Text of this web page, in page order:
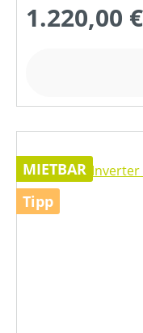
1.220,00
MIETBAR
Tipp